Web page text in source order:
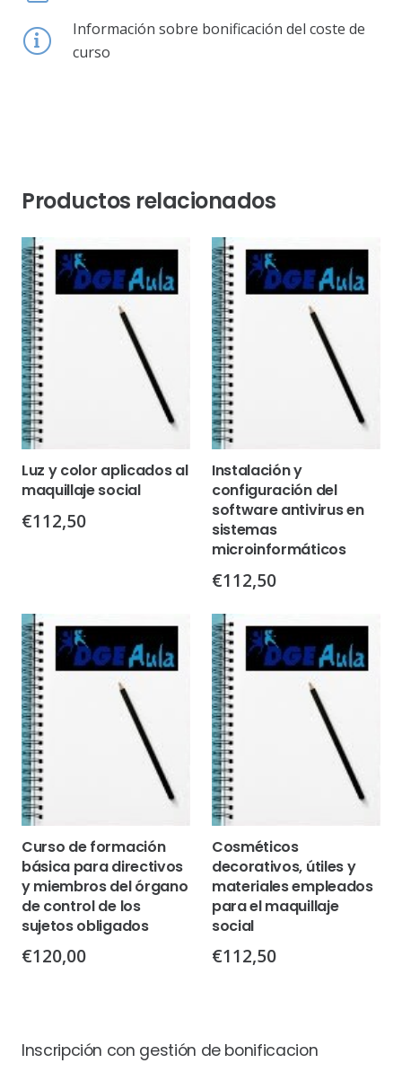
Información sobre bonificación del coste de
curso
Productos relacionados
Luz y color aplicados al
maquillaje social
€112,50
Instalación y
configuración del
software antivirus en
sistemas
microinformáticos
€112,50
Curso de formación
básica para directivos
y miembros del órgano
de control de los
sujetos obligados
€120,00
Cosméticos
decorativos, útiles y
materiales empleados
para el maquillaje
social
€112,50
Inscripción con gestión de bonificacion